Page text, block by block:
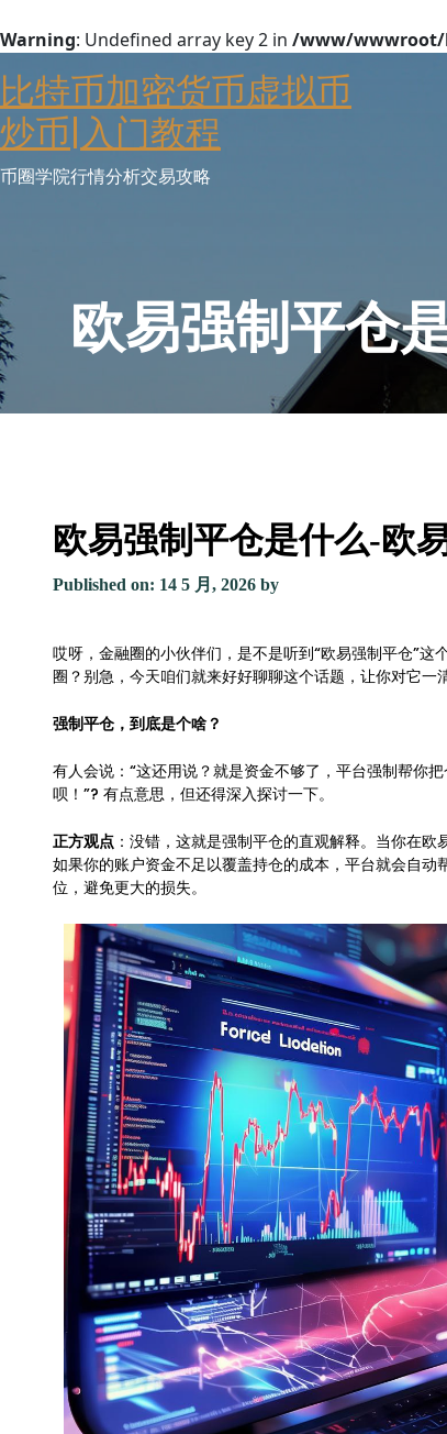
Warning: Undefined array key 2 in /www/wwwroot/
to
content
比特币加密货币虚拟币
炒币|入门教程
币圈学院行情分析交易攻略
欧易强制平仓
欧易强制平仓是什么-欧
Published on: 14 5 月, 2026 by
哎呀，金融圈的小伙伴们，是不是听到“欧易强制平仓”这
圈？别急，今天咱们就来好好聊聊这个话题，让你对它一
强制平仓，到底是个啥？
有人会说：“这还用说？就是资金不够了，平台强制帮你
呗！”? 有点意思，但还得深入探讨一下。
正方观点 ：没错，这就是强制平仓的直观解释。当你在欧
如果你的账户资金不足以覆盖持仓的成本，平台就会自动
位，避免更大的损失。